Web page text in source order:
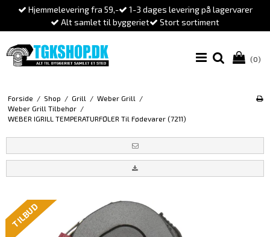
Hjemmelevering fra 59,-
1-3 dages levering på lagervarer
Alt samlet til byggeriet
Stort sortiment
(0)
Forside / Shop / Grill / Weber Grill
/
Weber Grill Tilbehør /
WEBER IGRILL TEMPERATURFØLER Til Fødevarer (7211)
TILBUD